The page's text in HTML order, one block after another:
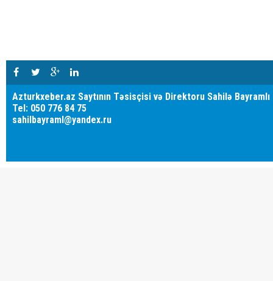
Azturkxeber.az Saytının Təsisçisi və Direktoru Sahilə Bayramlı
Tel: 050 776 84 75
sahilbayraml@yandex.ru